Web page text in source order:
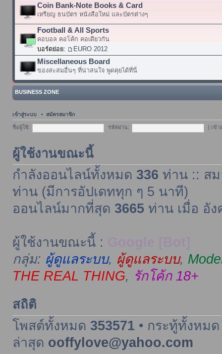
Coin Bank-Note Books & Card
เหรียญ ธนบัตร หนังสือใหม่ และบัตรต่างๆ
Football & All Sports
คอบอล คอโค้ก คอเดียวกัน
บอร์ดย่อย:
EURO 2012
Miscellaneous Board
ของสะสมอื่นๆ ที่น่าสนใจ พูดคุยได้ที่นี่
BUSINESS ZONE
เข้าสู่ระบบ • สมัครสมาชิก
ชื่อผู้ใช้: รหัสผ่าน: เข้
ผู้ใช้งานขณะนี้
กำลังออนไลน์ทั้งหมด 336 ท่าน :: ส
ท่าน (มีการอัปเดททุก ๆ 5 นาที)
ออนไลน์มากที่สุด 3665ท่าน เมื่อ อัง
ผู้ใช้งานขณะนี้ :
กลุ่ม: ผู้ดูแลระบบ, ผู้ดูแลระบบ,
THE REAL THING, รักโค้ก 18+
สถิติ
โพสต์ทั้งหมด 353571• กระทู้ทั้งหม
ล่าสุด ooffylove@yahoo.com